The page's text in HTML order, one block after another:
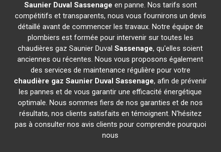
Saunier Duval Sassenage en panne. Nos tarifs sont
compétitifs et transparents, nous vous fournirons un devis
détaillé avant de commencer les travaux. Notre équipe de
plombiers est formée pour intervenir sur toutes les
chaudières gaz Saunier DuvalSassenage, qu'elles soient
anciennes ou récentes. Nous vous proposons également
des services de maintenance régulière pour votre
chaudière gaz Saunier Duval Sassenage, afin de prévenir
les pannes et de vous garantir une efficacité énergétique
optimale. Nous sommes fiers de nos garanties et de nos
résultats, nos clients satisfaits en témoignent. N'hésitez
pas à consulter nos avis clients pour comprendre pourquoi
nous